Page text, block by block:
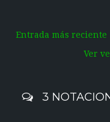
Entrada más reciente
Ver
3